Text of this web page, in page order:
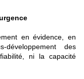
en évidence, en
des
ni la capacité